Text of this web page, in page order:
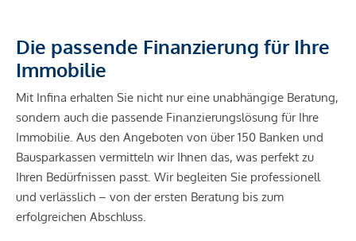
Die passende Finanzierung für Ihre
Immobilie
Mit Infina erhalten Sie nicht nur eine unabhängige Beratung,
sondern auch die passende Finanzierungslösung für Ihre
Immobilie. Aus den Angeboten von über 150 Banken und
Bausparkassen vermitteln wir Ihnen das, was perfekt zu
Ihren Bedürfnissen passt. Wir begleiten Sie professionell
und verlässlich – von der ersten Beratung bis zum
erfolgreichen Abschluss.